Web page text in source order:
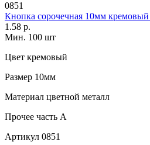
0851
Кнопка сорочечная 10мм кремовый
1.58 р.
Мин. 100 шт
Цвет кремовый
Размер 10мм
Материал цветной металл
Прочее часть A
Артикул 0851